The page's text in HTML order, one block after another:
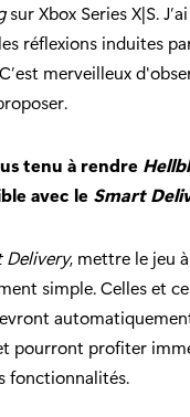
sur Xbox Series X|S.
réflexions induites
merveilleux
tenu à rendre
avec le Smart
Delivery, mettre le jeu
simple. Celles et
pourront profiter
fonctionnalités.